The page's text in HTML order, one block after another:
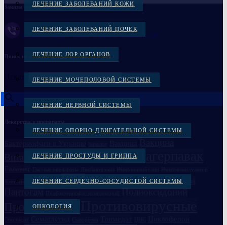
ЛЕЧЕНИЕ ЗАБОЛЕВАНИЙ КОЖИ
ЛЕЧЕНИЕ ЗАБОЛЕВАНИЙ ПОЧЕК
ЛЕЧЕНИЕ ЛОР ОРГАНОВ
ЛЕЧЕНИЕ МОЧЕПОЛОВОЙ СИСТЕМЫ
ЛЕЧЕНИЕ НЕРВНОЙ СИСТЕМЫ
ЛЕЧЕНИЕ ОПОРНО-ДВИГАТЕЛЬНОЙ СИСТЕМЫ
ЛЕЧЕНИЕ ПРОСТУДЫ И ГРИППА
ЛЕЧЕНИЕ СЕРДЕЧНО-СОСУДИСТОЙ СИСТЕМЫ
ОНКОЛОГИЯ
Заказы через Viber :
Заказать через Viber +38(097)-869-72-38
Поиск по названию
Искать
Витагерпавак Вакцина антирабическая Витагерпавак
Компливит кальций D3 ЛОР Лечение простатита Ликопид Лонгидаза
Пантогам Полиоксидоний
Против гриппа